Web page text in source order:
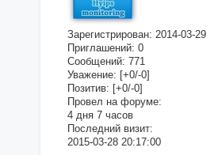
Зарегистрирован: 2014-03-29
Приглашений: 0
Сообщений: 771
Уважение: [+0/-0]
Позитив: [+0/-0]
Провел на форуме:
4 дня 7 часов
Последний визит:
2015-03-28 20:17:00